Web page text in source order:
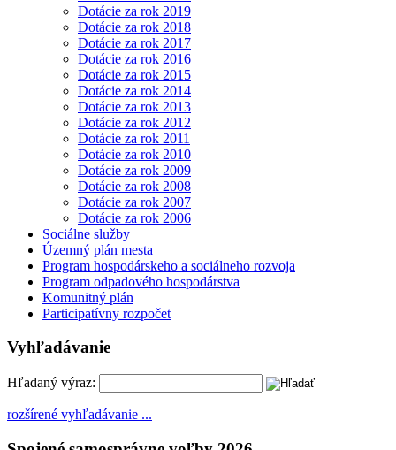
Dotácie za rok 2019
Dotácie za rok 2018
Dotácie za rok 2017
Dotácie za rok 2016
Dotácie za rok 2015
Dotácie za rok 2014
Dotácie za rok 2013
Dotácie za rok 2012
Dotácie za rok 2011
Dotácie za rok 2010
Dotácie za rok 2009
Dotácie za rok 2008
Dotácie za rok 2007
Dotácie za rok 2006
Sociálne služby
Územný plán mesta
Program hospodárskeho a sociálneho rozvoja
Program odpadového hospodárstva
Komunitný plán
Participatívny rozpočet
Vyhľadávanie
Hľadaný výraz:
rozšírené vyhľadávanie ...